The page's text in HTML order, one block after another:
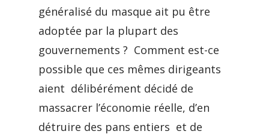
généralisé du masque ait pu être
adoptée par la plupart des
gouvernements ? Comment est-ce
possible que ces mêmes dirigeants
aient délibérément décidé de
massacrer l’économie réelle, d’en
détruire des pans entiers et de